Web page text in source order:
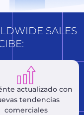
SALES
actualizado con
tendencias
comerciales